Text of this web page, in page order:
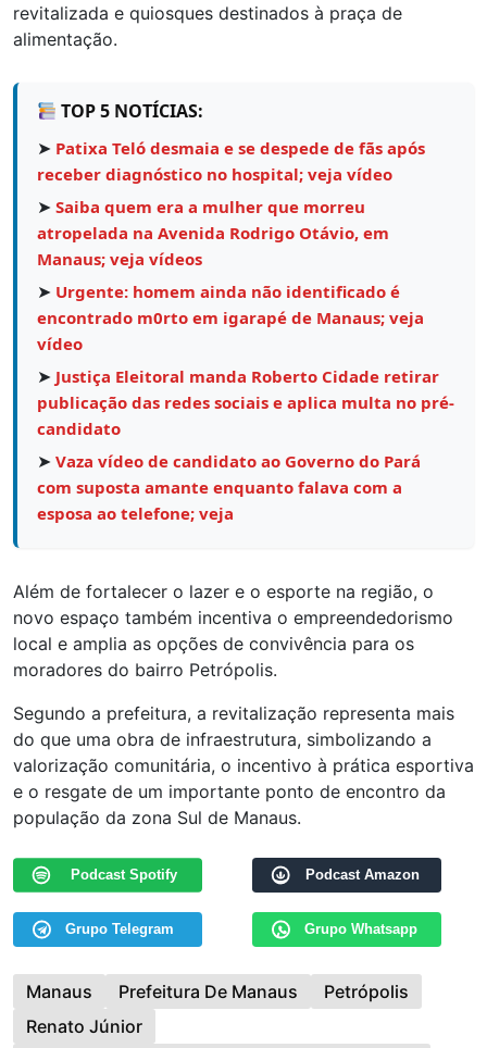
revitalizada e quiosques destinados à praça de
alimentação.
TOP 5 NOTÍCIAS:
➤ Patixa Teló desmaia e se despede de fãs após
receber diagnóstico no hospital; veja vídeo
➤ Saiba quem era a mulher que morreu
atropelada na Avenida Rodrigo Otávio, em
Manaus; veja vídeos
➤ Urgente: homem ainda não identificado é
encontrado m0rto em igarapé de Manaus; veja
vídeo
➤ Justiça Eleitoral manda Roberto Cidade retirar
publicação das redes sociais e aplica multa no pré-
candidato
➤ Vaza vídeo de candidato ao Governo do Pará
com suposta amante enquanto falava com a
esposa ao telefone; veja
Além de fortalecer o lazer e o esporte na região, o
novo espaço também incentiva o empreendedorismo
local e amplia as opções de convivência para os
moradores do bairro Petrópolis.
Segundo a prefeitura, a revitalização representa mais
do que uma obra de infraestrutura, simbolizando a
valorização comunitária, o incentivo à prática esportiva
e o resgate de um importante ponto de encontro da
população da zona Sul de Manaus.
Podcast Spotify Podcast Amazon
Grupo Telegram Grupo Whatsapp
Manaus Prefeitura De Manaus
Petrópolis
Renato Júnior